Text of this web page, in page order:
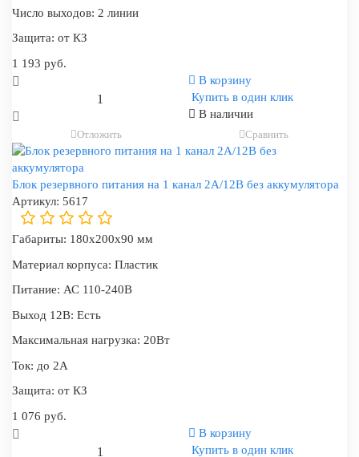
Число выходов: 2 линии
Защита: от КЗ
1 193 руб.
В корзину
Купить в один клик
В наличии
Отложить Сравнить
Блок резервного питания на 1 канал 2А/12В без аккумулятора
Артикул: 5617
Габариты: 180x200x90 мм
Материал корпуса: Пластик
Питание: АС 110-240В
Выход 12В: Есть
Максимальная нагрузка: 20Вт
Ток: до 2А
Защита: от КЗ
1 076 руб.
В корзину
Купить в один клик